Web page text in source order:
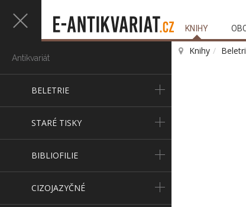
KNIHY
Antikvariát
BELETRIE
STARÉ TISKY
BIBLIOFILIE
CIZOJAZYČNÉ
Knihy